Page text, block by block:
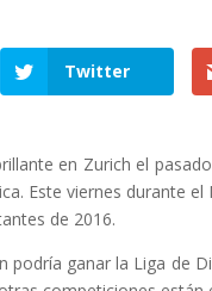
Twitter
en Zurich el
Este viernes durante
de 2016.
podría ganar la Liga de